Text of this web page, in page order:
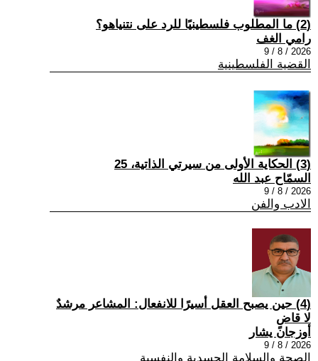
(2) ما المطلوب فلسطينيًا للرد على نتنياهو؟
رامي الغف
2026 / 8 / 9
القضية الفلسطينية
(3) الحكاية الأولى من سيرتي الذاتية، 25
السمّاح عبد الله
2026 / 8 / 9
الادب والفن
(4) حين يصبح العقل أسيرًا للانفعال: المشاعر مرشدٌ
لا قاضٍ
أوزجان يشار
2026 / 8 / 9
الصحة والسلامة الجسدية والنفسية